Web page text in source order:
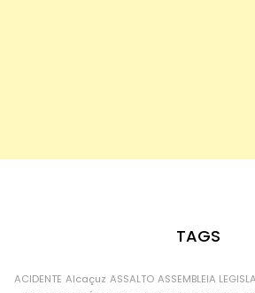
TAGS
ACIDENTE Alcaçuz ASSALTO ASSEMBLEIA